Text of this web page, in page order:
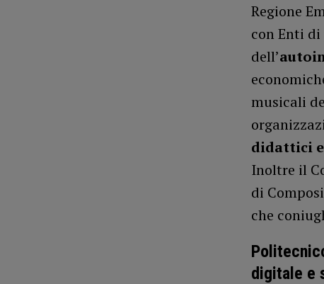
Regione
con Enti
dell’
musicali
didattici
Inoltre il
di
che
digitale e